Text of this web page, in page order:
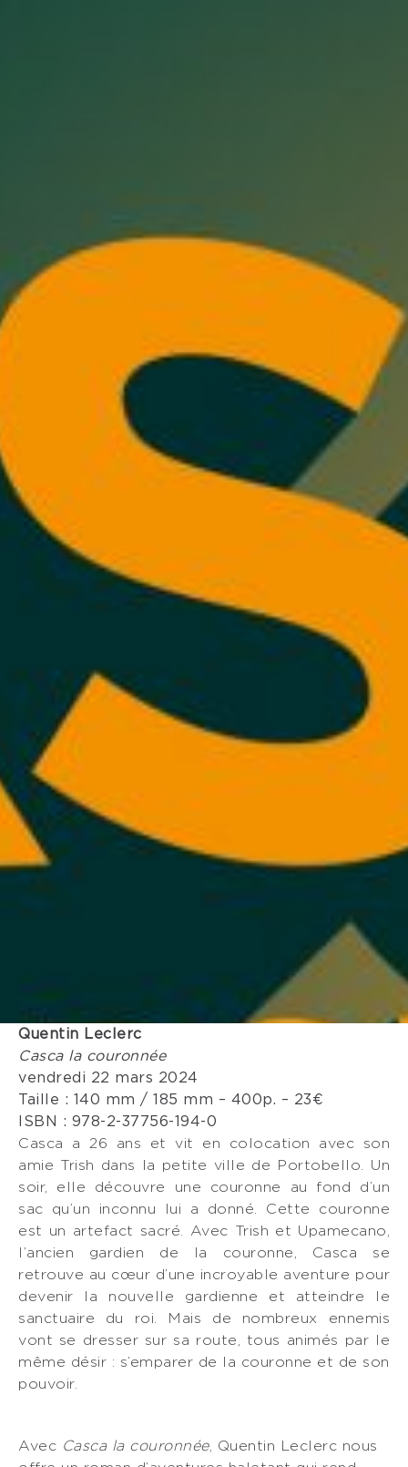
Quentin Leclerc
Casca la couronnée
vendredi 22 mars 2024
Taille : 140 mm / 185 mm – 400p. – 23€
ISBN : 978-2-37756-194-0
Casca a 26 ans et vit en colocation avec son
amie Trish dans la petite ville de Portobello. Un
soir, elle découvre une couronne au fond d’un
sac qu’un inconnu lui a donné. Cette couronne
est un artefact sacré. Avec Trish et Upamecano,
l’ancien gardien de la couronne, Casca se
retrouve au cœur d’une incroyable aventure pour
devenir la nouvelle gardienne et atteindre le
sanctuaire du roi. Mais de nombreux ennemis
vont se dresser sur sa route, tous animés par le
même désir : s’emparer de la couronne et de son
pouvoir.
Avec Casca la couronnée, Quentin Leclerc nous